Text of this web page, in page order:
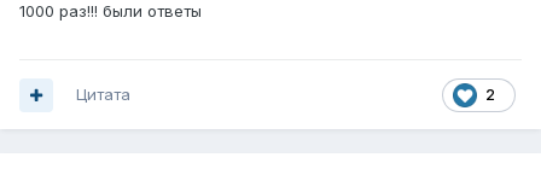
1000 раз!!! были ответы
2
Цитата